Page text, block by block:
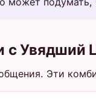
с Увядший
Эти